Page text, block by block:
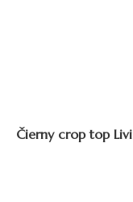
Čierny crop top Livi